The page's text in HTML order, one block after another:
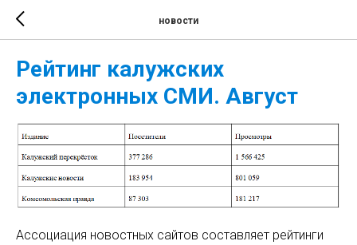
новости
Рейтинг калужских
электронных СМИ. Август
Ассоциация новостных сайтов составляет рейтинги